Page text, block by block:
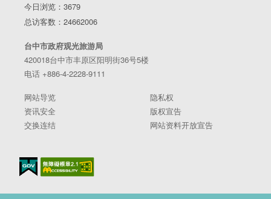
今日浏览：3679
总访客数：24662006
台中市政府观光旅游局
420018台中市丰原区阳明街36号5楼
电话 +886-4-2228-9111
网站导览
隐私权
资讯安全
版权宣告
交换连结
网站资料开放宣告